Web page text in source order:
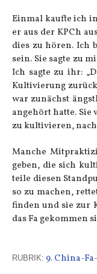
Einmal kaufte ich
er aus der KPCh
dies zu hören. Ich
sein. Sie sagte zu
Ich sagte zu ihr:
Kultivierung
war zunächst
angehört hatte.
zu kultivieren,
Manche
geben, die sich
teile diesen
so zu machen,
finden und sie zur
das Fa gekommen
RUBRIK: 9. China-